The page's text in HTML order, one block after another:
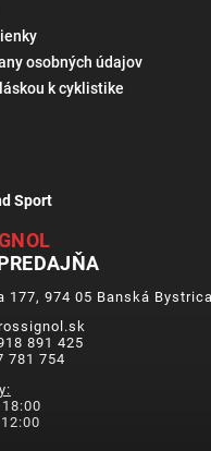
osobných údajov
k cyklistike
Sport
177, 974 05 Banská Bystrica
891 425
781 754